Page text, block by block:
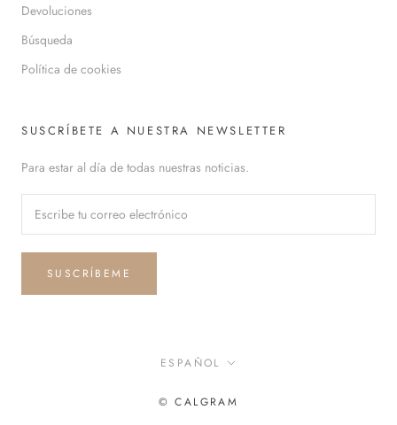
Devoluciones
Búsqueda
Política de cookies
SUSCRÍBETE A NUESTRA NEWSLETTER
Para estar al día de todas nuestras noticias.
SUSCRÍBEME
Idioma
ESPAÑOL
© CALGRAM